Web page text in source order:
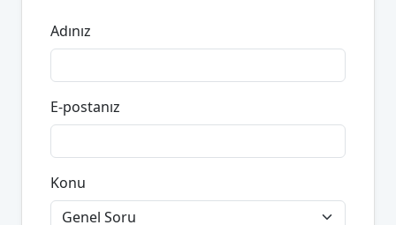
Adınız
E-postanız
Konu